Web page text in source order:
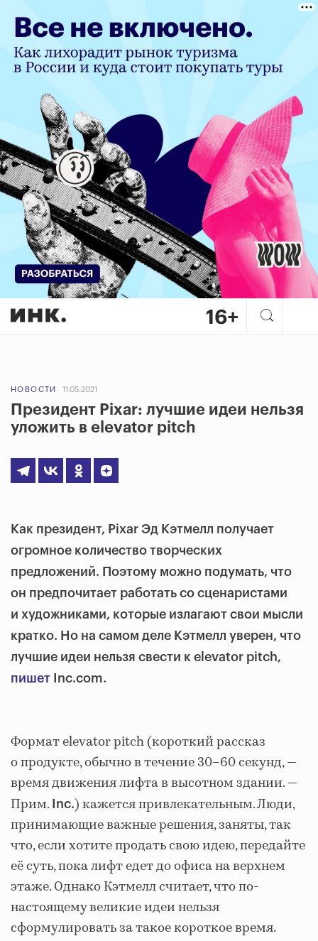
НОВОСТИ 11.05.2021
Президент Pixar: лучшие идеи нельзя
уложить в elevator pitch
Как президент, Pixar Эд Кэтмелл получает
огромное количество творческих
предложений. Поэтому можно подумать, что
он предпочитает работать со сценаристами
и художниками, которые излагают свои мысли
кратко. Но на самом деле Кэтмелл уверен, что
лучшие идеи нельзя свести к elevator pitch,
пишет Inc.com.
Формат elevator pitch (короткий рассказ
о продукте, обычно в течение 30–60 секунд, —
время движения лифта в высотном здании. —
Прим. Inc.) кажется привлекательным. Люди,
принимающие важные решения, заняты, так
что, если хотите продать свою идею, передайте
её суть, пока лифт едет до офиса на верхнем
этаже. Однако Кэтмелл считает, что по-
настоящему великие идеи нельзя
сформулировать за такое короткое время.